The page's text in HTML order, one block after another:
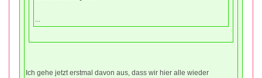
...
Ich gehe jetzt erstmal davon aus, dass wir hier alle wieder